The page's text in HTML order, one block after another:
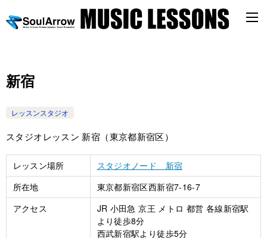
新宿
レッスンスタジオ
スタジオレッスン 新宿（東京都新宿区）
レッスン場所
スタジオノード 新宿
所在地
東京都新宿区西新宿7-16-7
アクセス
JR 小田急 京王 メトロ 都営 各線新宿駅
より徒歩8分
西武新宿駅より徒歩5分